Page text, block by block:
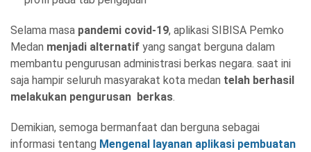
Selama masa pandemi covid-19, aplikasi SIBISA Pemko
Medan menjadi alternatif yang sangat berguna dalam
membantu pengurusan administrasi berkas negara. saat ini
saja hampir seluruh masyarakat kota medan telah berhasil
melakukan pengurusan berkas.
Demikian, semoga bermanfaat dan berguna sebagai
informasi tentang Mengenal layanan aplikasi pembuatan